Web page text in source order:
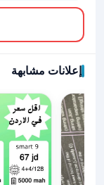
إعلانات مشابهة